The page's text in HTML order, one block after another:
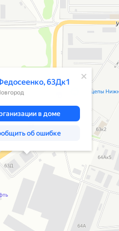
Нижний Новгород
Улица Федосеенко, 63Дк1 —